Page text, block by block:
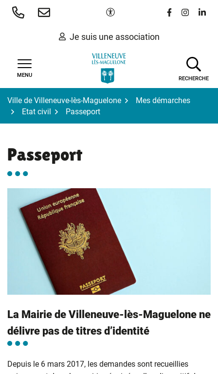
Aller
Paramètres d'accessibilité
Lien vers le
Lien vers
Lien
Je suis une association
MENU
RECHERCHE
Ville de Villeneuve-lès-Maguelone
Mes démarches
Etat civil
Passeport
Passeport
La Mairie de Villeneuve-lès-Maguelone ne
délivre pas de titres d’identité
Depuis le 6 mars 2017, les demandes sont recueillies